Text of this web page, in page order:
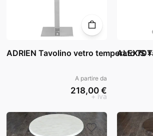
ADRIEN Tavolino vetro temperato
A partire da
218,00 €
+ iva
ALEXIS